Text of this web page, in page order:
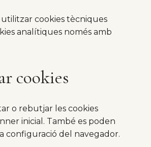
cookies tècniques
analítiques només amb
cookies
o rebutjar les cookies
inicial. També es poden
configuració del navegador.